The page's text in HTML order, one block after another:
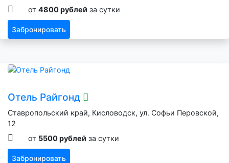
от 4800 рублей за сутки
Забронировать
Отель Райгонд
Ставропольский край, Кисловодск, ул. Софьи Перовской,
12
от 5500 рублей за сутки
Забронировать